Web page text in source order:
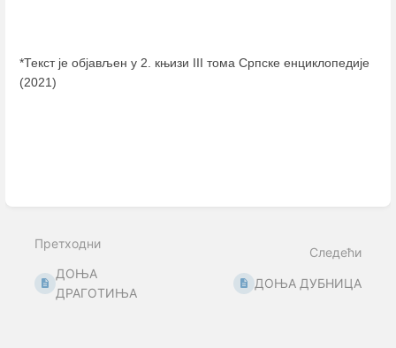
*Текст је објављен у 2. књизи III тома Српске енциклопедије
(2021)
Претходни
ДОЊА
ДРАГОТИЊА
Следећи
ДОЊА ДУБНИЦА